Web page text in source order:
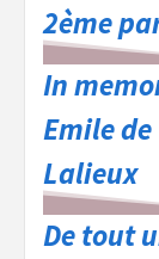
2ème
In
Emile de
Lalieux
De tout